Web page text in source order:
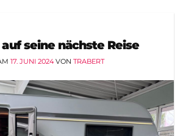
seine nächste Reise
17. JUNI 2024VON TRABERT